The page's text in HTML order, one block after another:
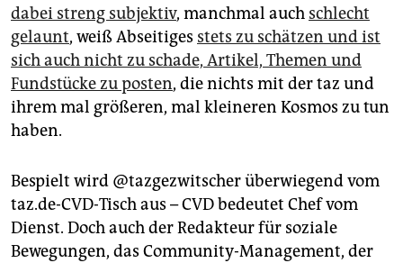
dabei streng subjektiv, manchmal auch schlecht
gelaunt, weiß Abseitiges stets zu schätzen und ist
sich auch nicht zu schade, Artikel, Themen und
Fundstücke zu posten, die nichts mit der taz und
ihrem mal größeren, mal kleineren Kosmos zu tun
haben.
Bespielt wird @tazgezwitscher überwiegend vom
taz.de-CVD-Tisch aus – CVD bedeutet Chef vom
Dienst. Doch auch der Redakteur für soziale
Bewegungen, das Community-Management, der